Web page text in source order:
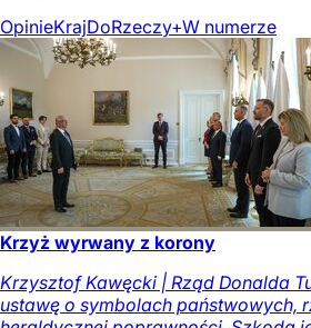
OpinieKrajDoRzeczy+W numerze
Krzyż wyrwany z korony
Krzysztof Kawęcki | Rząd Donalda
ustawę o symbolach państwowych,